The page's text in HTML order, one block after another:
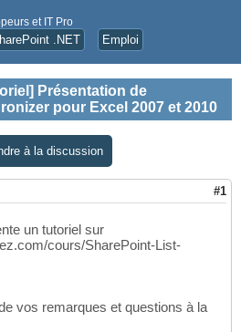
et IT Pro
.NET Emploi
Présentation de
pour Excel 2007 et 2010
à la discussion
#1
un tutoriel sur
cours/SharePoint-List-
vos remarques et questions à la